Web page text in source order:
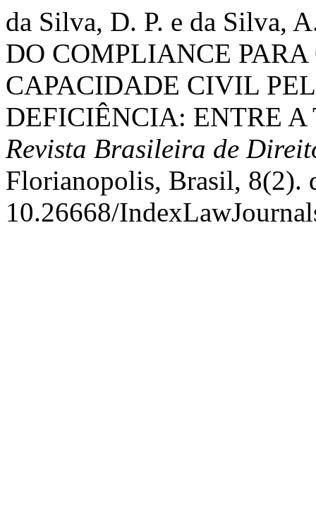
da Silva, D. P. e da Silva,
DO COMPLIANCE
CAPACIDADE CIVIL
DEFICIÊNCIA: ENTRE
Revista Brasileira de
Florianopolis, Brasil, 8(2).
10.26668/